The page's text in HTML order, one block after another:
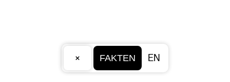
× FAKTEN EN